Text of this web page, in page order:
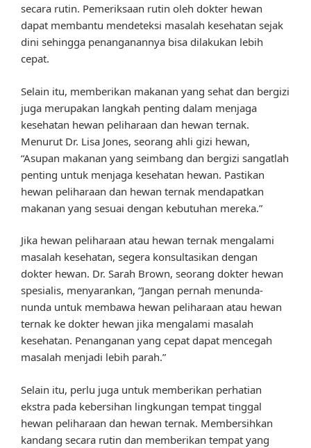
secara rutin. Pemeriksaan rutin oleh dokter hewan
dapat membantu mendeteksi masalah kesehatan sejak
dini sehingga penanganannya bisa dilakukan lebih
cepat.
Selain itu, memberikan makanan yang sehat dan bergizi
juga merupakan langkah penting dalam menjaga
kesehatan hewan peliharaan dan hewan ternak.
Menurut Dr. Lisa Jones, seorang ahli gizi hewan,
“Asupan makanan yang seimbang dan bergizi sangatlah
penting untuk menjaga kesehatan hewan. Pastikan
hewan peliharaan dan hewan ternak mendapatkan
makanan yang sesuai dengan kebutuhan mereka.”
Jika hewan peliharaan atau hewan ternak mengalami
masalah kesehatan, segera konsultasikan dengan
dokter hewan. Dr. Sarah Brown, seorang dokter hewan
spesialis, menyarankan, “Jangan pernah menunda-
nunda untuk membawa hewan peliharaan atau hewan
ternak ke dokter hewan jika mengalami masalah
kesehatan. Penanganan yang cepat dapat mencegah
masalah menjadi lebih parah.”
Selain itu, perlu juga untuk memberikan perhatian
ekstra pada kebersihan lingkungan tempat tinggal
hewan peliharaan dan hewan ternak. Membersihkan
kandang secara rutin dan memberikan tempat yang